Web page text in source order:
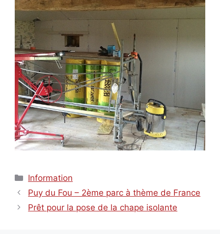
Catégories
Information
Puy du Fou – 2ème parc à thème de France
Prêt pour la pose de la chape isolante